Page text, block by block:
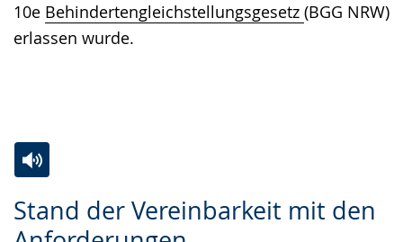
10e Behindertengleichstellungsgesetz (BGG NRW)
erlassen wurde.
Stand der Vereinbarkeit mit den
Leichten
Audio-
Video